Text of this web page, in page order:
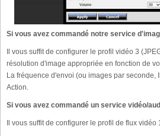
Si vous avez commandé notre service
Il vous suffit de configurer le profil vidéo 3
résolution d'image appropriée en fonction de
La fréquence d'envoi (ou images par seconde,
Action.
Si vous avez commandé un service vidéo/
Il vous suffit de configurer le profil de flux vidéo